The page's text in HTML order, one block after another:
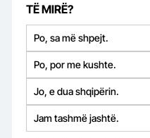
TË MIRË?
Po, sa më shpejt.
Po, por me kushte.
Jo, e dua shqipërin.
Jam tashmë jashtë.